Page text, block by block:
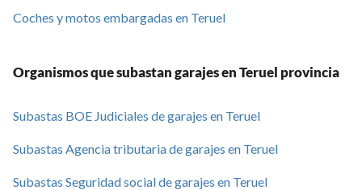
Coches y motos embargadas en Teruel
Organismos que subastan garajes en Teruel provincia
Subastas BOE Judiciales de garajes en Teruel
Subastas Agencia tributaria de garajes en Teruel
Subastas Seguridad social de garajes en Teruel